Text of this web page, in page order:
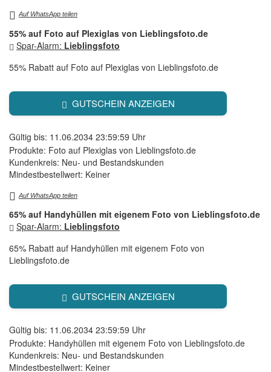
Auf WhatsApp teilen
55% auf Foto auf Plexiglas von Lieblingsfoto.de
Spar-Alarm: Lieblingsfoto
55% Rabatt auf Foto auf Plexiglas von Lieblingsfoto.de
GUTSCHEIN ANZEIGEN
Gültig bis: 11.06.2034 23:59:59 Uhr
Produkte: Foto auf Plexiglas von Lieblingsfoto.de
Kundenkreis: Neu- und Bestandskunden
Mindestbestellwert: Keiner
Auf WhatsApp teilen
65% auf Handyhüllen mit eigenem Foto von Lieblingsfoto.de
Spar-Alarm: Lieblingsfoto
65% Rabatt auf Handyhüllen mit eigenem Foto von
Lieblingsfoto.de
GUTSCHEIN ANZEIGEN
Gültig bis: 11.06.2034 23:59:59 Uhr
Produkte: Handyhüllen mit eigenem Foto von Lieblingsfoto.de
Kundenkreis: Neu- und Bestandskunden
Mindestbestellwert: Keiner